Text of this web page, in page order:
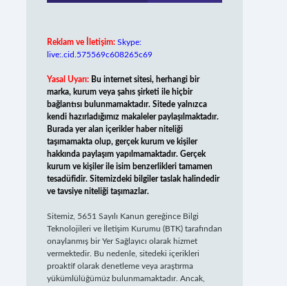
Reklam ve İletişim: Skype:
live:.cid.575569c608265c69
Yasal Uyarı: Bu internet sitesi, herhangi bir
marka, kurum veya şahıs şirketi ile hiçbir
bağlantısı bulunmamaktadır. Sitede yalnızca
kendi hazırladığımız makaleler paylaşılmaktadır.
Burada yer alan içerikler haber niteliği
taşımamakta olup, gerçek kurum ve kişiler
hakkında paylaşım yapılmamaktadır. Gerçek
kurum ve kişiler ile isim benzerlikleri tamamen
tesadüfidir. Sitemizdeki bilgiler taslak halindedir
ve tavsiye niteliği taşımazlar.
Sitemiz, 5651 Sayılı Kanun gereğince Bilgi
Teknolojileri ve İletişim Kurumu (BTK) tarafından
onaylanmış bir Yer Sağlayıcı olarak hizmet
vermektedir. Bu nedenle, sitedeki içerikleri
proaktif olarak denetleme veya araştırma
yükümlülüğümüz bulunmamaktadır. Ancak,